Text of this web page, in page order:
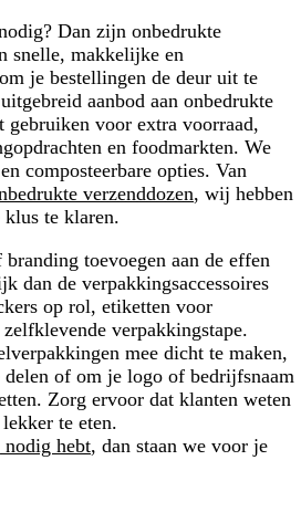
Dan zijn onbedrukte
snelle, makkelijke en
je bestellingen de deur uit te
aanbod aan onbedrukte
voor extra voorraad,
en foodmarkten. We
composteerbare opties. Van
verzenddozen, wij hebben
te klaren.
toevoegen aan de effen
dan de verpakkingsaccessoires
op rol, etiketten voor
verpakkingstape.
mee dicht te maken,
of om je logo of bedrijfsnaam
Zorg ervoor dat klanten weten
te eten.
hebt, dan staan we voor je